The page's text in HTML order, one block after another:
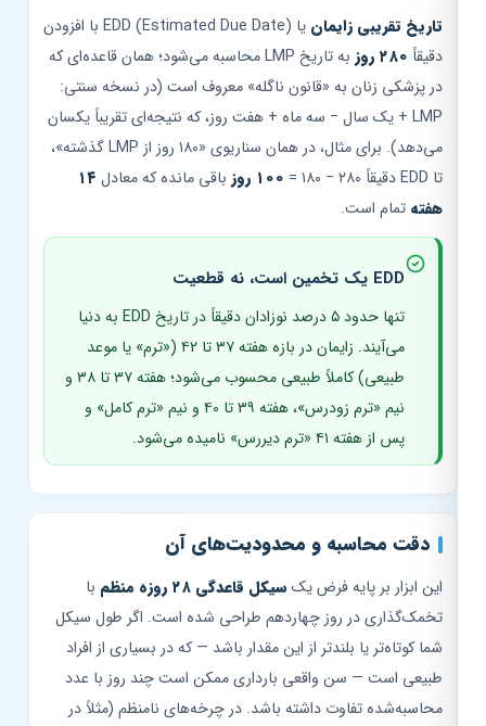
تاریخ تقریبی زایمان
یا EDD (Estimated Due Date) با افزودن
دقیقاً۲۸۰ روز
به تاریخ LMP محاسبه می‌شود؛ همان قاعده‌ای که
در پزشکی زنان به «قانون ناگله» معروف است (در نسخه سنتی:
LMP + یک سال − سه ماه + هفت روز، که نتیجه‌ای تقریباً یکسان
می‌دهد). برای مثال، در همان سناریوی «۱۸۰ روز از LMP گذشته»،
۱۰۰ روز باقی مانده که معادل۱۴
هفتهتمام است.
EDD یک تخمین است، نه قطعیت
تنها حدود ۵ درصد نوزادان دقیقاً در تاریخ EDD به دنیا
می‌آیند. زایمان در بازه هفته ۳۷ تا ۴۲ («ترم» یا موعد
طبیعی) کاملاً طبیعی محسوب می‌شود؛ هفته ۳۷ تا ۳۸ و‌
نیم «ترم زودرس»، هفته ۳۹ تا ۴۰ و‌ نیم «ترم کامل» و
پس از هفته ۴۱ «ترم دیررس» نامیده می‌شود.
دقت محاسبه و محدودیت‌های آن
این ابزار بر پایه فرض یکسیکل قاعدگی ۲۸ روزه منظم
با
تخمک‌گذاری در روز چهاردهم طراحی شده است. اگر طول سیکل
شما کوتاه‌تر یا بلندتر از این مقدار باشد — که در بسیاری از افراد
طبیعی است — سن واقعی بارداری ممکن است چند روز با عدد
محاسبه‌شده تفاوت داشته باشد. در چرخه‌های نامنظم (مثلاً در